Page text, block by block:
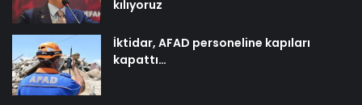
kılıyoruz
İktidar, AFAD personeline kapıları
kapattı…